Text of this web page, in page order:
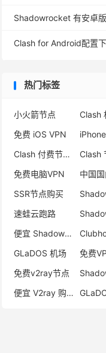
Shadowrocket 有安卓版
Clash for Android配置
热门标签
小火箭节点 Clash
免费 iOS VPN
Clash 付费节点购买
Clash
免费电脑VPN
SSR节点购买
速蛙云跑路
便宜 Shadowsocks 购买
GLaDOS 机场
免费
免费v2ray节点
便宜 V2ray 购买